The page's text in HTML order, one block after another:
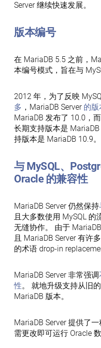
Server 继续快速发展。
版本编号
在 MariaDB 5.5 之前，
本编号模式，旨在与
2012 年，为了反映
多 ，MariaDB Server 的
MariaDB 发布了 10.0，
长期支持版本是
持版本是 MariaDB 10.9。
与 MySQL、
Oracle 的兼容性
MariaDB Server 仍然保持
且大多数使用 MySQL 的
无缝协作。 由于
且 MariaDB Server 有许
的术语 drop-in
MariaDB Server 非常强调
性。 就地升级支持从旧
MariaDB 版本。
MariaDB Server 提供了一
需更改即可运行 Oracle